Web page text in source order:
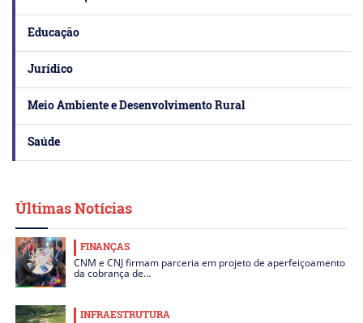
Educação
Jurídico
Meio Ambiente e Desenvolvimento Rural
Saúde
Últimas Notícias
FINANÇAS
CNM e CNJ firmam parceria em projeto de aperfeiçoamento
da cobrança de…
INFRAESTRUTURA